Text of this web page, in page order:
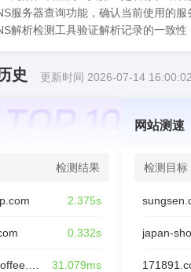
服务器查询功能，确认当前使用的
解析检测工具验证解析记录的一致
史 更新时间 2026-07-14
检测结果
2.375s
0.332s
31.079ms
网站测速
检测目标
japan-